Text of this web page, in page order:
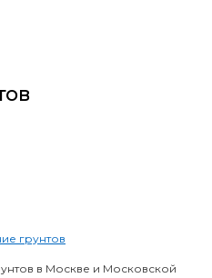
грунтов
в Москве и Московской